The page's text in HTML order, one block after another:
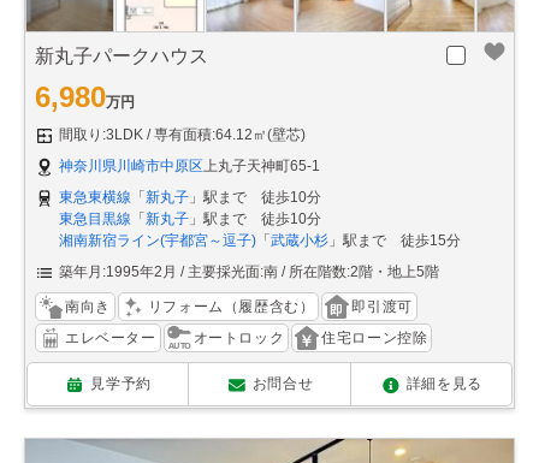
新丸子パークハウス
6,980万円
間取り:3LDK
専有面積:64.12㎡(壁芯)
神奈川県川崎市中原区上丸子天神町65-1
東急東横線 「 新丸子 」駅まで 徒歩10分
東急目黒線 「 新丸子 」駅まで 徒歩10分
湘南新宿ライン(宇都宮～逗子) 「 武蔵小杉 」駅まで 徒歩15分
築年月:1995年2月
主要採光面:南 所在階数:2階・地上5階
南向き リフォーム（履歴含む）
即引渡可
エレベーター
オートロック 住宅ローン控除
見学予約 お問合せ 詳細を見る